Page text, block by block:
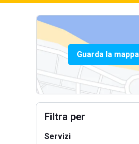
Guarda la mappa
Filtra per
Servizi